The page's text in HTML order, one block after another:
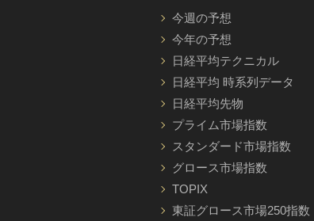
今週の予想
今年の予想
日経平均テクニカル
日経平均 時系列データ
日経平均先物
プライム市場指数
スタンダード市場指数
グロース市場指数
TOPIX
東証グロース市場250指数